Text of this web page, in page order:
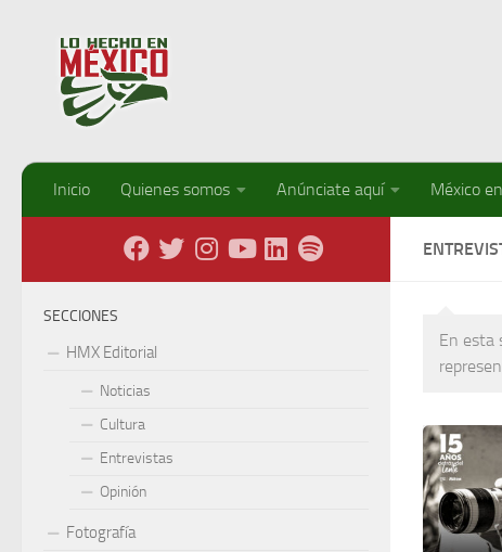
Inicio Quienes somos Anúnciate aquí México
En esta
SECCIONES
HMX Editorial
Noticias
Cultura
Entrevistas
Opinión
Fotografía